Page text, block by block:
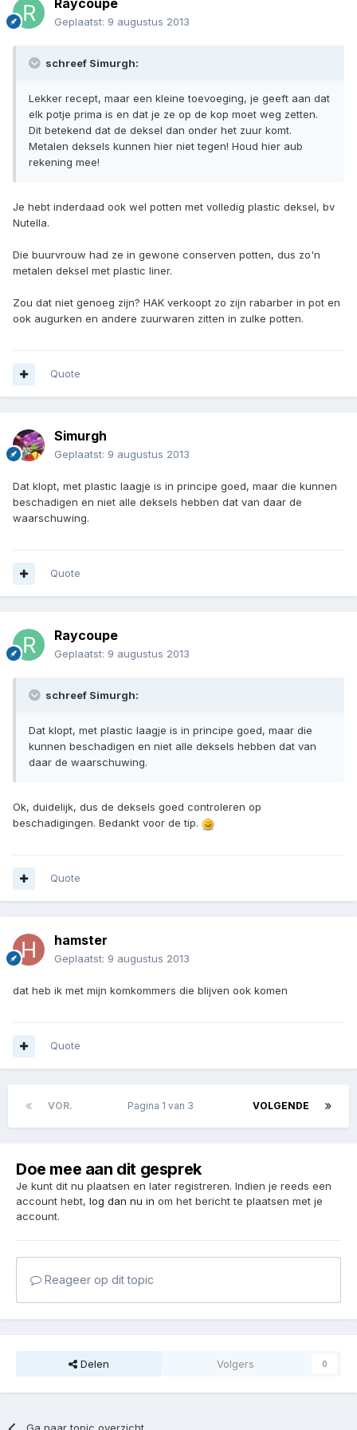
Raycoupe
Geplaatst: 9 augustus 2013
schreef Simurgh:
Lekker recept, maar een kleine toevoeging, je geeft aan dat
elk potje prima is en dat je ze op de kop moet weg zetten.
Dit betekend dat de deksel dan onder het zuur komt.
Metalen deksels kunnen hier niet tegen! Houd hier aub
rekening mee!
Je hebt inderdaad ook wel potten met volledig plastic deksel, bv
Nutella.
Die buurvrouw had ze in gewone conserven potten, dus zo'n
metalen deksel met plastic liner.
Zou dat niet genoeg zijn? HAK verkoopt zo zijn rabarber in pot en
ook augurken en andere zuurwaren zitten in zulke potten.
Quote
Simurgh
Geplaatst: 9 augustus 2013
Dat klopt, met plastic laagje is in principe goed, maar die kunnen
beschadigen en niet alle deksels hebben dat van daar de
waarschuwing.
Quote
Raycoupe
Geplaatst: 9 augustus 2013
schreef Simurgh:
Dat klopt, met plastic laagje is in principe goed, maar die
kunnen beschadigen en niet alle deksels hebben dat van
daar de waarschuwing.
Ok, duidelijk, dus de deksels goed controleren op
beschadigingen. Bedankt voor de tip.
Quote
hamster
Geplaatst: 9 augustus 2013
dat heb ik met mijn komkommers die blijven ook komen
Quote
VOR. VOLGENDE
Pagina 1 van 3
Doe mee aan dit gesprek
Je kunt dit nu plaatsen en later registreren. Indien je reeds een
account hebt, log dan nu in om het bericht te plaatsen met je
account.
Reageer op dit topic
Delen Volgers 0